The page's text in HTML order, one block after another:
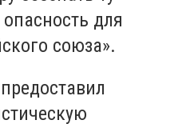
для
союза».